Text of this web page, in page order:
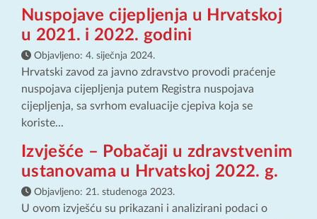
Nuspojave cijepljenja u Hrvatskoj
u 2021. i 2022. godini
Objavljeno: 4. siječnja 2024.
Hrvatski zavod za javno zdravstvo provodi praćenje
nuspojava cijepljenja putem Registra nuspojava
cijepljenja, sa svrhom evaluacije cjepiva koja se
koriste...
Izvješće – Pobačaji u zdravstvenim
ustanovama u Hrvatskoj 2022. g.
Objavljeno: 21. studenoga 2023.
U ovom izvješću su prikazani i analizirani podaci o